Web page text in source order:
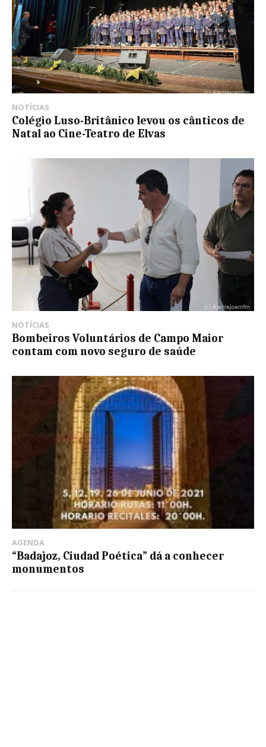
NOTÍCIAS
Colégio Luso-Britânico levou os cânticos de
Natal ao Cine-Teatro de Elvas
NOTÍCIAS
Bombeiros Voluntários de Campo Maior
contam com novo seguro de saúde
AGENDA
“Badajoz, Ciudad Poética” dá a conhecer
monumentos